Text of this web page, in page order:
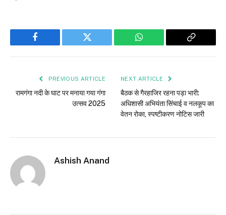
Facebook Twitter WhatsApp
Copy
PREVIOUS ARTICLE
रामगंगा नदी के घाट पर मनाया गया गंगा
उत्सव 2025
NEXT ARTICLE
बैठक से गैरहाजिर रहना पड़ा भारी:
अधिशासी अभियंता सिंचाई व नलकूप का
वेतन रोका, स्पष्टीकरण नोटिस जारी
Ashish Anand